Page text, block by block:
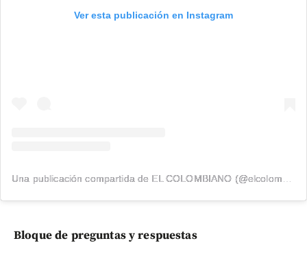
Ver esta publicación en Instagram
Bloque de preguntas y respuestas